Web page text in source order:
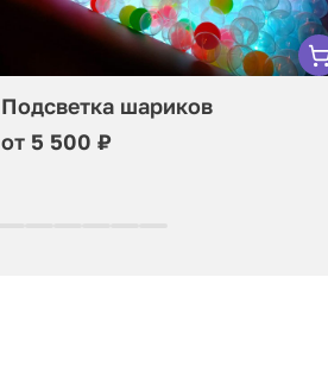
Подсветка шариков
от 5 500 ₽